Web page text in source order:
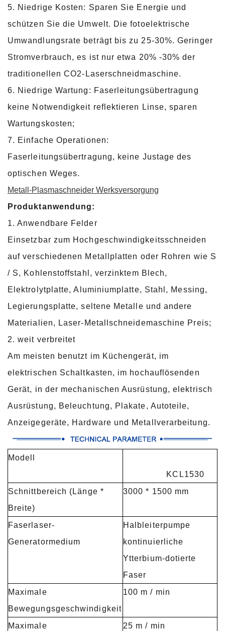
5. Niedrige Kosten: Sparen Sie Energie und
schützen Sie die Umwelt. Die fotoelektrische
Umwandlungsrate beträgt bis zu 25-30%. Geringer
Stromverbrauch, es ist nur etwa 20% -30% der
traditionellen CO2-Laserschneidmaschine.
6. Niedrige Wartung: Faserleitungsübertragung
keine Notwendigkeit reflektieren Linse, sparen
Wartungskosten;
7. Einfache Operationen:
Faserleitungsübertragung, keine Justage des
optischen Weges.
Metall-Plasmaschneider Werksversorgung
Produktanwendung:
1. Anwendbare Felder
Einsetzbar zum Hochgeschwindigkeitsschneiden
auf verschiedenen Metallplatten oder Rohren wie S
/ S, Kohlenstoffstahl, verzinktem Blech,
Elektrolytplatte, Aluminiumplatte, Stahl, Messing,
Legierungsplatte, seltene Metalle und andere
Materialien, Laser-Metallschneidemaschine Preis;
2. weit verbreitet
Am meisten benutzt im Küchengerät, im
elektrischen Schaltkasten, im hochauflösenden
Gerät, in der mechanischen Ausrüstung, elektrisch
Ausrüstung, Beleuchtung, Plakate, Autoteile,
Anzeigegeräte, Hardware und Metallverarbeitung.
Modell
KCL1530
Schnittbereich (Länge *
Breite)
3000 * 1500 mm
Faserlaser-
Generatormedium
Halbleiterpumpe
kontinuierliche
Ytterbium-dotierte
Faser
Maximale
Bewegungsgeschwindigkeit
100 m / min
Maximale
25 m / min